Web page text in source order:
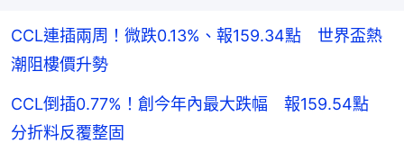
CCL連插兩周！微跌0.13%、報159.34點 世界盃熱
潮阻樓價升勢
CCL倒插0.77%！創今年內最大跌幅 報159.54點
分折料反覆整固